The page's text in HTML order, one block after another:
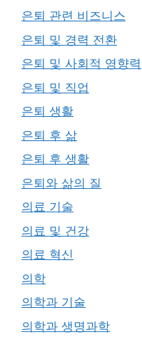
은퇴 관련 비즈니스
은퇴 및 경력 전환
은퇴 및 사회적 영향력
은퇴 및 직업
은퇴 생활
은퇴 후 삶
은퇴 후 생활
은퇴와 삶의 질
의료 기술
의료 및 건강
의료 혁신
의학
의학과 기술
의학과 생명과학